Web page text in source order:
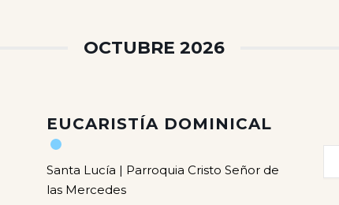
OCTUBRE 2026
EUCARISTÍA DOMINICAL
Santa Lucía | Parroquia Cristo Señor de
las Mercedes